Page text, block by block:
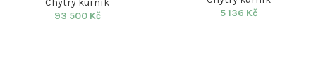
Chytrý kurník
93 500 Kč
5 136 Kč